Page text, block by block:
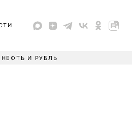
НЕФТЬ И РУБЛЬ